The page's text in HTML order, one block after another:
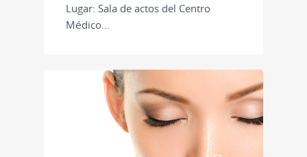
Lugar: Sala de actos del Centro
Médico…